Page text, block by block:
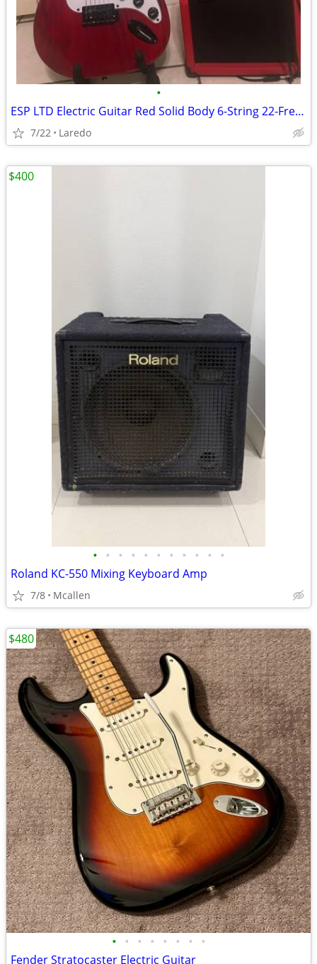
•
ESP LTD Electric Guitar Red Solid Body 6-String 22-Fret RH w/ Amp Cable
7/22 Laredo
• • • • • • • • • • •
Roland KC-550 Mixing Keyboard Amp
7/8 Mcallen
$400
• • • • • • • •
Fender Stratocaster Electric Guitar
$480